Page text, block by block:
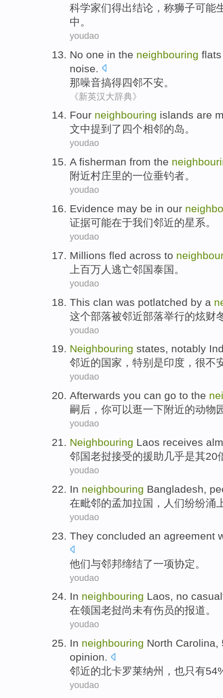
科学家们得出结论 ，称狮子可能
中。
youdao
No one in the neighbouring
noise
那噪音搞得四邻不安。
《新英汉大辞典》
Four neighbouring islands are
文中提到了 四个相邻的岛。
youdao
A fisherman from the
附近村庄里的一位垂钓者。
youdao
Evidence may be in our
证据可能在于我们邻近的星系。
youdao
Millions fled across to
上百万人 逃亡邻国泰国 。
youdao
This clan was potlatched by a
这个部落被邻近部落举行的炫财
youdao
Neighbouring states, notably
邻近的国家 ， 特别是印度 ， 很不
youdao
Afterwards you can go to the
嗣后 ， 你可以逛一下附近的动物
youdao
Neighbouring Laos receives
邻国老挝接受的援助 几乎是其20
youdao
In neighbouring Bangladesh,
在毗邻的孟加拉国 ， 人们纷纷涌
youdao
They concluded an agreement
他们与邻邦缔结了一项协定 。
youdao
In neighbouring Laos, no
在领国老挝尚未有伤员的报道。
youdao
In neighbouring North Carolina,
opinion.
邻近的北卡罗莱纳州 ，也只有
youdao